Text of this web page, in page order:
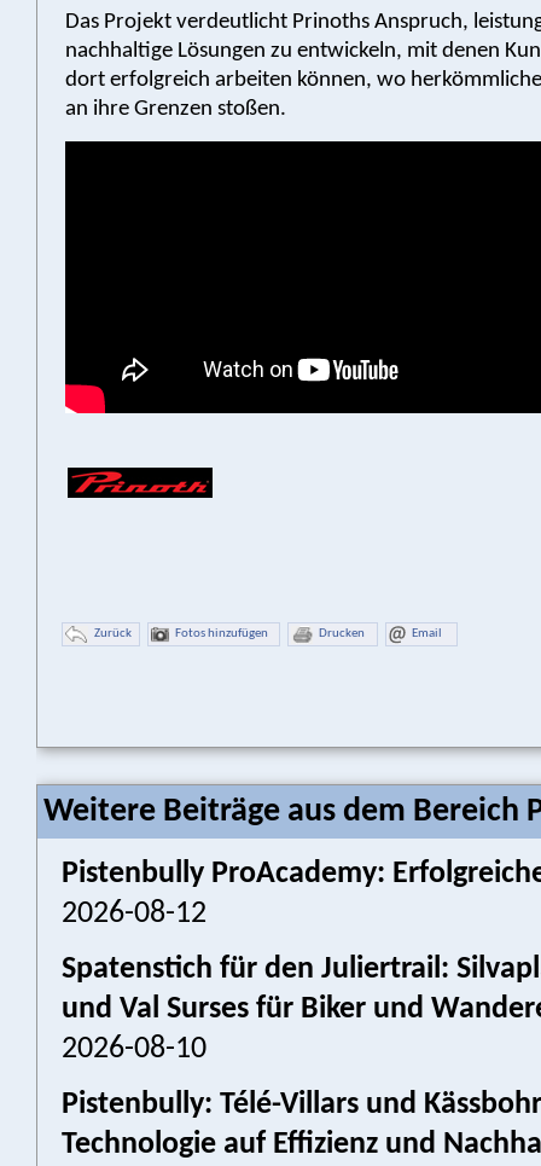
Das Projekt verdeutlicht Prinoths Anspruch,
nachhaltige Lösungen zu entwickeln, mit denen
dort erfolgreich arbeiten können, wo
an ihre Grenzen stoßen.
Zurück Fotos hinzufügen Drucken Email
Weitere Beiträge aus dem Bereich
Pistenbully ProAcademy:
2026-08-12
Spatenstich für den Juliertrail:
und Val Surses für Biker und
2026-08-10
Pistenbully: Télé-Villars und
Technologie auf Effizienz und